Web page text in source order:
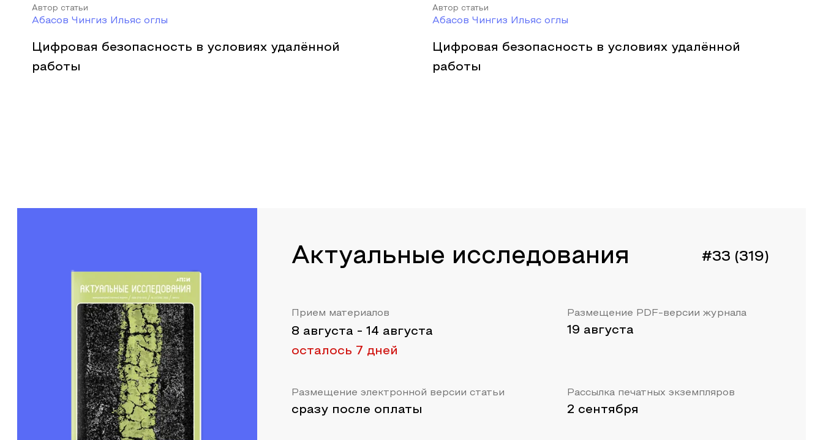
Автор статьи
Абасов Чингиз Ильяс оглы
Цифровая безопасность в условиях удалённой
работы
Автор статьи
Абасов Чингиз Ильяс оглы
Цифровая безопасность в условиях удалённой
работы
Актуальные исследования #33 (319)
Прием материалов
8 августа - 14 августа
осталось 7 дней
Размещение PDF-версии журнала
19 августа
Размещение электронной версии статьи
сразу после оплаты
Рассылка печатных экземпляров
2 сентября